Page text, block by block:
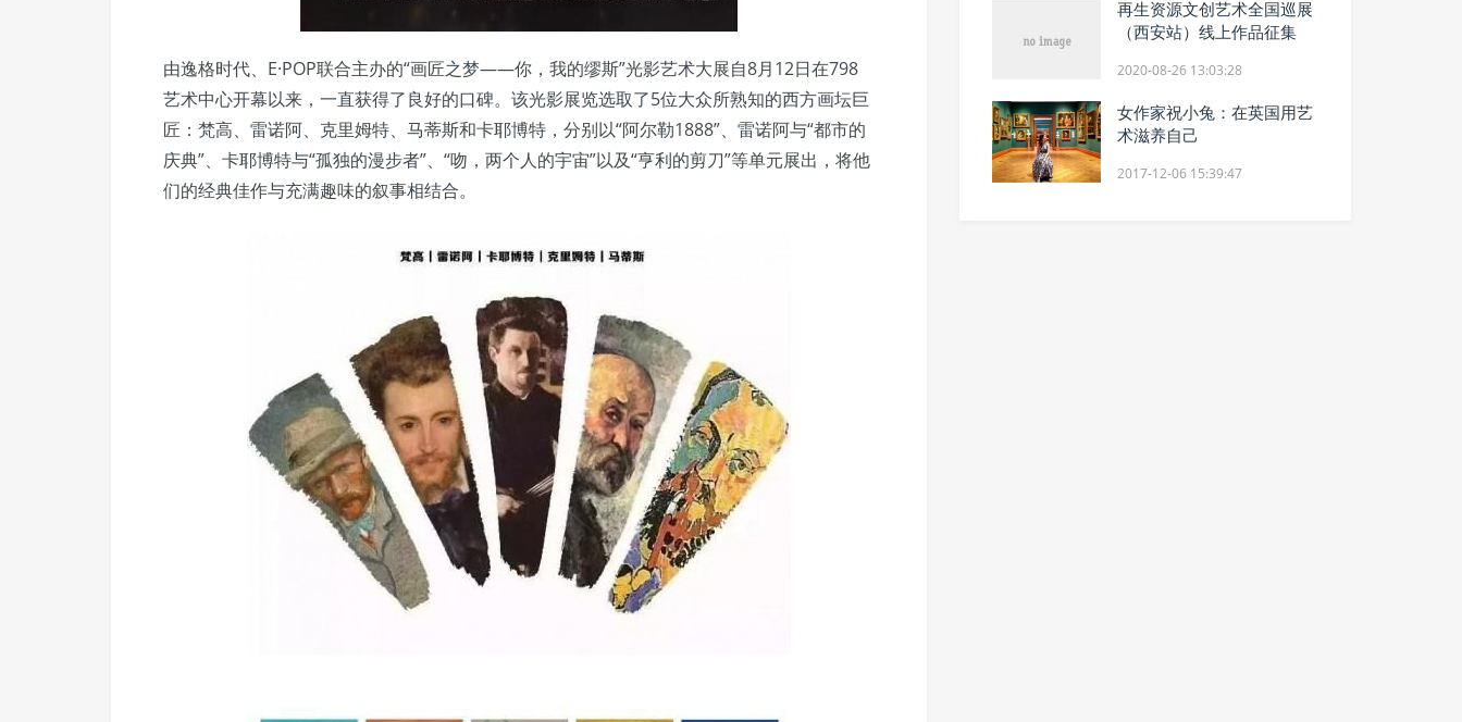
由逸格时代、E·POP联合主办的“画匠之梦——你，我的缪斯”光影艺术大展自8月12日在798
艺术中心开幕以来，一直获得了良好的口碑。该光影展览选取了5位大众所熟知的西方画坛巨
匠：梵高、雷诺阿、克里姆特、马蒂斯和卡耶博特，分别以“阿尔勒1888”、雷诺阿与“都市的
庆典”、卡耶博特与“孤独的漫步者”、“吻，两个人的宇宙”以及“亨利的剪刀”等单元展出，将他
们的经典佳作与充满趣味的叙事相结合。
再生资源文创艺术全国巡展
（西安站）线上作品征集
2020-08-26 13:03:28
女作家祝小兔：在英国用艺
术滋养自己
2017-12-06 15:39:47